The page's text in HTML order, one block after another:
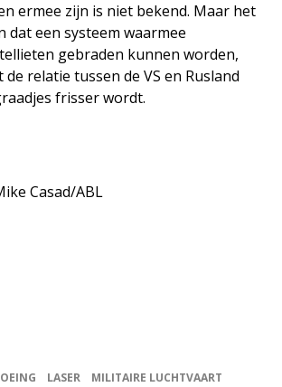
ermee zijn is niet bekend. Maar het
dat een systeem waarmee
gebraden kunnen worden,
relatie tussen de VS en Rusland
frisser wordt.
Casad/ABL
LASER
MILITAIRE LUCHTVAART